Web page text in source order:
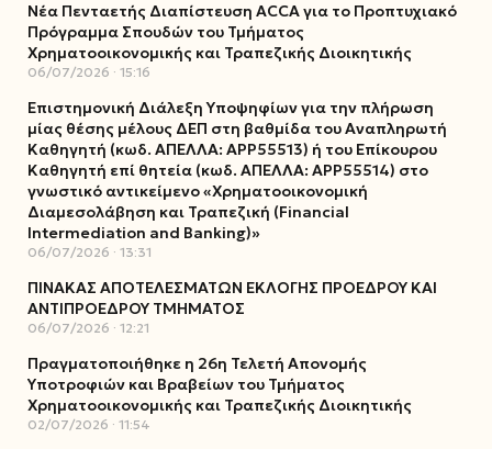
Νέα Πενταετής Διαπίστευση ACCA για το Προπτυχιακό
Πρόγραμμα Σπουδών του Τμήματος
Χρηματοοικονομικής και Τραπεζικής Διοικητικής
06/07/2026 15:16
Επιστημονική Διάλεξη Υποψηφίων για την πλήρωση
μίας θέσης μέλους ΔΕΠ στη βαθμίδα του Αναπληρωτή
Καθηγητή (κωδ. ΑΠΕΛΛΑ: ΑΡΡ55513) ή του Επίκουρου
Καθηγητή επί θητεία (κωδ. ΑΠΕΛΛΑ: ΑΡΡ55514) στο
γνωστικό αντικείμενο «Χρηματοοικονομική
Διαμεσολάβηση και Τραπεζική (Financial
Intermediation and Banking)»
06/07/2026 13:31
ΠΙΝΑΚΑΣ ΑΠΟΤΕΛΕΣΜΑΤΩΝ ΕΚΛΟΓΗΣ ΠΡΟΕΔΡΟΥ ΚΑΙ
ΑΝΤΙΠΡΟΕΔΡΟΥ ΤΜΗΜΑΤΟΣ
06/07/2026 12:21
Πραγματοποιήθηκε η 26η Τελετή Απονομής
Υποτροφιών και Βραβείων του Τμήματος
Χρηματοοικονομικής και Τραπεζικής Διοικητικής
02/07/2026 11:54